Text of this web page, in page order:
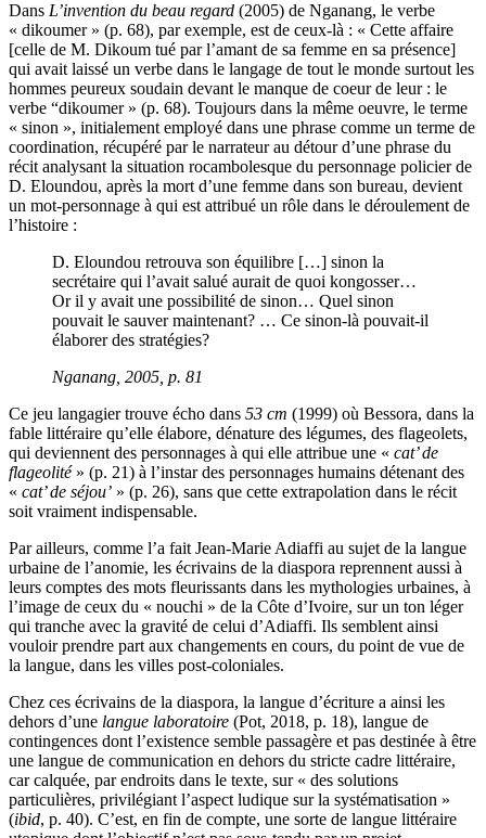
Dans L’invention du beau regard (2005) de Nganang, le verbe
« dikoumer » (p. 68), par exemple, est de ceux-là : « Cette affaire
[celle de M. Dikoum tué par l’amant de sa femme en sa présence]
qui avait laissé un verbe dans le langage de tout le monde surtout les
hommes peureux soudain devant le manque de coeur de leur : le
verbe “dikoumer » (p. 68). Toujours dans la même oeuvre, le terme
« sinon », initialement employé dans une phrase comme un terme de
coordination, récupéré par le narrateur au détour d’une phrase du
récit analysant la situation rocambolesque du personnage policier de
D. Eloundou, après la mort d’une femme dans son bureau, devient
un mot-personnage à qui est attribué un rôle dans le déroulement de
l’histoire :
D. Eloundou retrouva son équilibre […] sinon la
secrétaire qui l’avait salué aurait de quoi kongosser…
Or il y avait une possibilité de sinon… Quel sinon
pouvait le sauver maintenant? … Ce sinon-là pouvait-il
élaborer des stratégies?
Nganang, 2005, p. 81
Ce jeu langagier trouve écho dans 53 cm (1999) où Bessora, dans la
fable littéraire qu’elle élabore, dénature des légumes, des flageolets,
qui deviennent des personnages à qui elle attribue une « cat’ de
flageolité » (p. 21) à l’instar des personnages humains détenant des
« cat’ de séjou’ » (p. 26), sans que cette extrapolation dans le récit
soit vraiment indispensable.
Par ailleurs, comme l’a fait Jean-Marie Adiaffi au sujet de la langue
urbaine de l’anomie, les écrivains de la diaspora reprennent aussi à
leurs comptes des mots fleurissants dans les mythologies urbaines, à
l’image de ceux du « nouchi » de la Côte d’Ivoire, sur un ton léger
qui tranche avec la gravité de celui d’Adiaffi. Ils semblent ainsi
vouloir prendre part aux changements en cours, du point de vue de
la langue, dans les villes post-coloniales.
Chez ces écrivains de la diaspora, la langue d’écriture a ainsi les
dehors d’une langue laboratoire (Pot, 2018, p. 18), langue de
contingences dont l’existence semble passagère et pas destinée à être
une langue de communication en dehors du stricte cadre littéraire,
car calquée, par endroits dans le texte, sur « des solutions
particulières, privilégiant l’aspect ludique sur la systématisation »
(ibid, p. 40). C’est, en fin de compte, une sorte de langue littéraire